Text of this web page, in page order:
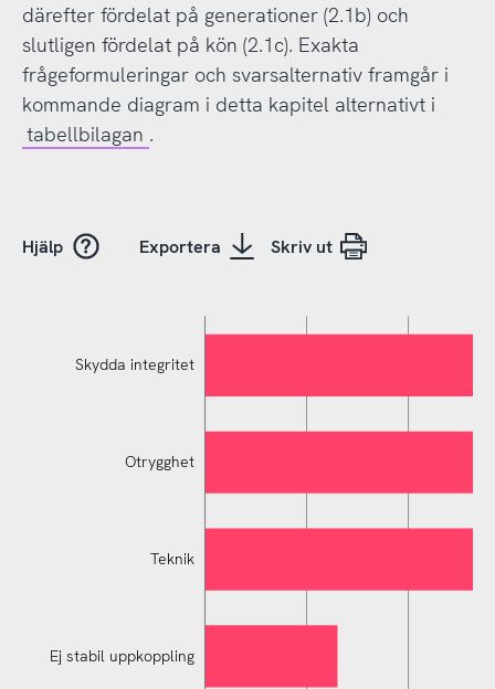
därefter fördelat på generationer (2.1b) och
slutligen fördelat på kön (2.1c). Exakta
frågeformuleringar och svarsalternativ framgår i
kommande diagram i detta kapitel alternativt i
tabellbilagan .
Hjälp Exportera Skriv ut
Skydda integritet
Otrygghet
Teknik
Ej stabil uppkoppling